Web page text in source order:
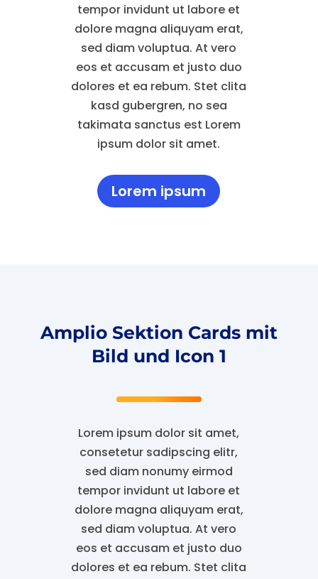
tempor invidunt ut labore et
dolore magna aliquyam erat,
sed diam voluptua. At vero
eos et accusam et justo duo
dolores et ea rebum. Stet clita
kasd gubergren, no sea
takimata sanctus est Lorem
ipsum dolor sit amet.
Lorem ipsum
Amplio Sektion Cards mit
Bild und Icon 1
Lorem ipsum dolor sit amet,
consetetur sadipscing elitr,
sed diam nonumy eirmod
tempor invidunt ut labore et
dolore magna aliquyam erat,
sed diam voluptua. At vero
eos et accusam et justo duo
dolores et ea rebum. Stet clita